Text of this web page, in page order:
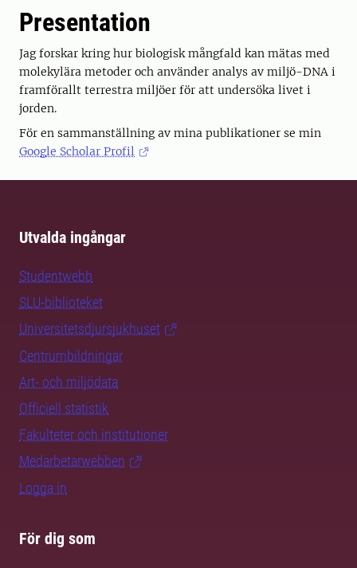
Presentation
Jag forskar kring hur biologisk mångfald kan mätas med
molekylära metoder och använder analys av miljö-DNA i
framförallt terrestra miljöer för att undersöka livet i
jorden.
För en sammanställning av mina publikationer se min
Google Scholar Profil
Utvalda ingångar
Studentwebb
SLU-biblioteket
Universitetsdjursjukhuset
Centrumbildningar
Art- och miljödata
Officiell statistik
Fakulteter och institutioner
Medarbetarwebben
Logga in
För dig som